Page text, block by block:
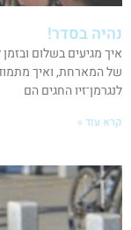
נהיה בסדר!
איך מגיעים בשלום
של המארחת, ואיך
לנגרמן־זיו החגים הם
קרא עוד »